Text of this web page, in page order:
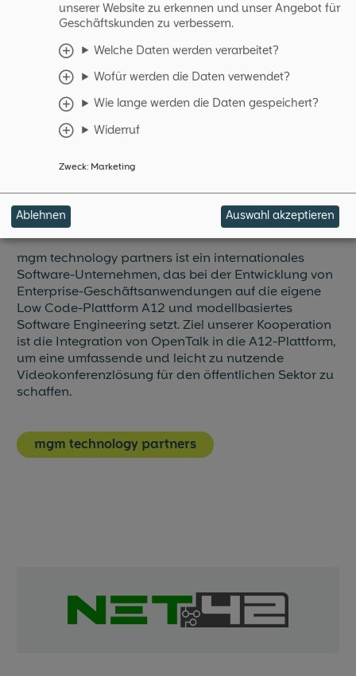
innovaphone
mgm technology partners ist ein internationales
Software-Unternehmen, das bei der Entwicklung von
Enterprise-Geschäftsanwendungen auf die eigene
Low Code-Plattform A12 und modellbasiertes
Software Engineering setzt. Ziel unserer Kooperation
ist die Integration von OpenTalk in die A12-Plattform,
um eine umfassende und leicht zu nutzende
Videokonferenzlösung für den öffentlichen Sektor zu
schaffen.
mgm technology partners
unserer Website zu erkennen und unser Angebot für
Geschäftskunden zu verbessern.
Welche Daten werden verarbeitet?
Wofür werden die Daten verwendet?
Wie lange werden die Daten gespeichert?
Widerruf
Zweck: Marketing
Ablehnen Auswahl akzeptieren